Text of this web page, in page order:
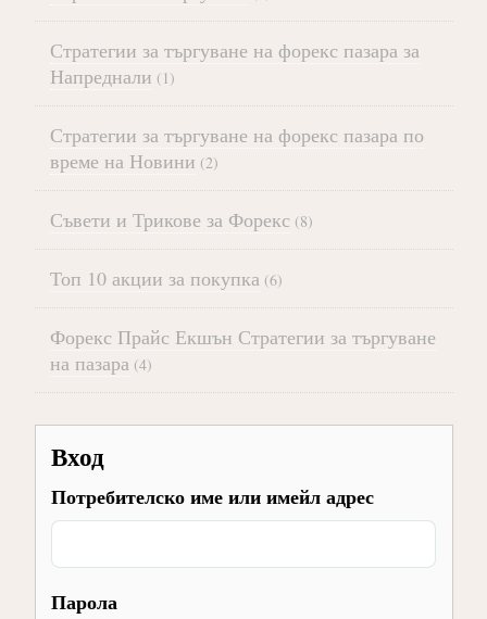
Стратегии за търгуване на форекс пазара за
Напреднали (1)
Стратегии за търгуване на форекс пазара по
време на Новини (2)
Съвети и Трикове за Форекс (8)
Топ 10 акции за покупка (6)
Форекс Прайс Екшън Стратегии за търгуване
на пазара (4)
Вход
Потребителско име или имейл адрес
Парола